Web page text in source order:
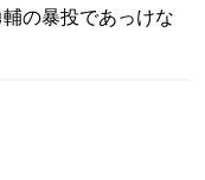
の暴投であっけな